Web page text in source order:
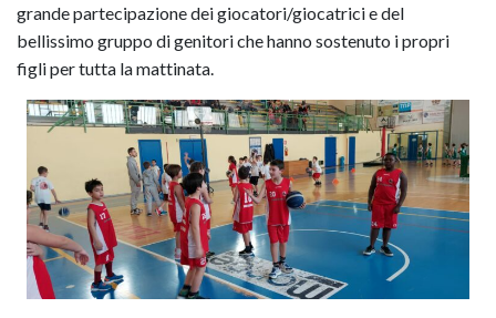
grande partecipazione dei giocatori/giocatrici e del
bellissimo gruppo di genitori che hanno sostenuto i propri
figli per tutta la mattinata.